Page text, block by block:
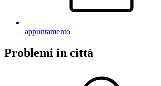
appuntamento
Problemi in città